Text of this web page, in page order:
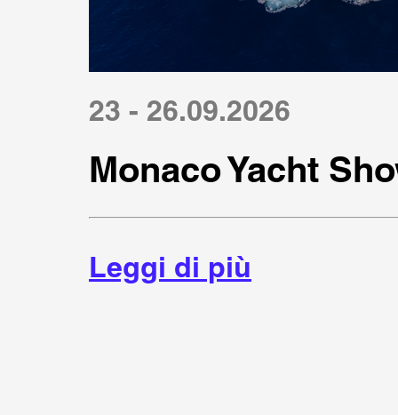
23 - 26.09.2026
Monaco Yacht
Leggi di più